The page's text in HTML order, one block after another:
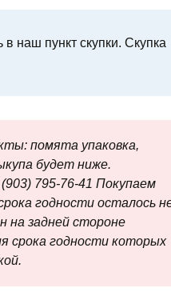
наш пункт скупки. Скупка
помята упаковка,
будет ниже.
795-76-41 Покупаем
годности осталось
на задней стороне
срока годности которых